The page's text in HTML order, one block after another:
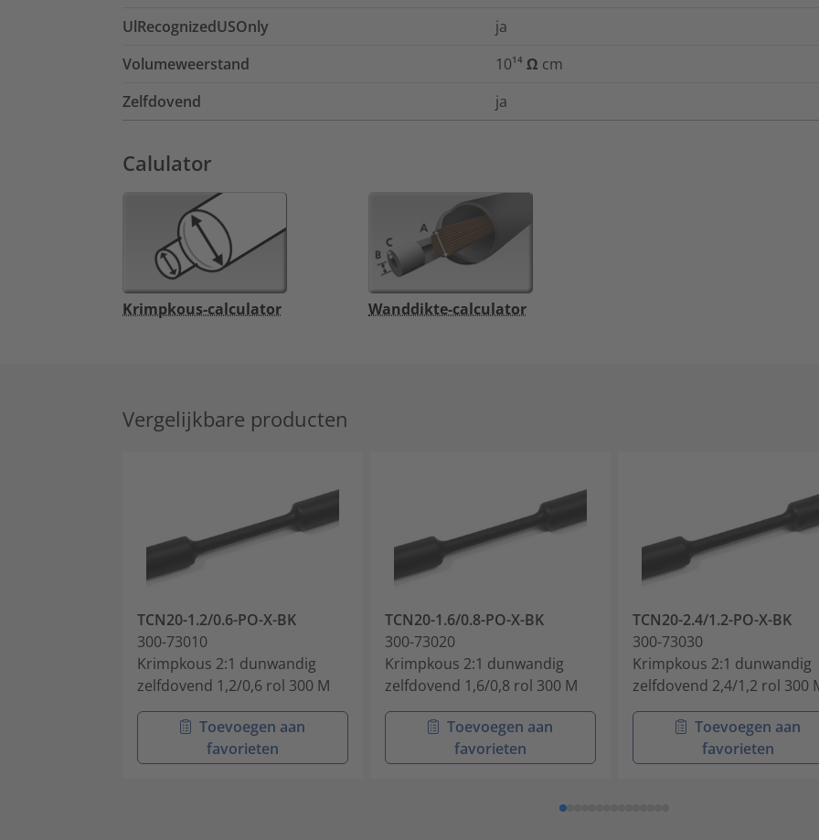
UlRecognizedUSOnly
ja
Volumeweerstand
10¹⁴ Ω cm
Zelfdovend
ja
Calulator
Krimpkous-calculator Wanddikte-calculator
Vergelijkbare producten
TCN20-1.2/0.6-PO-X-BK
300-73010
Krimpkous 2:1 dunwandig
zelfdovend 1,2/0,6 rol 300 M
Toevoegen aan
favorieten
TCN20-1.6/0.8-PO-X-BK
300-73020
Krimpkous 2:1 dunwandig
zelfdovend 1,6/0,8 rol 300 M
Toevoegen aan
favorieten
TCN20-2.4/1.2-PO-X-BK
300-73030
Krimpkous 2:1 dunwandig
zelfdovend 2,4/1,2 rol 300
Toevoegen aan
favorieten